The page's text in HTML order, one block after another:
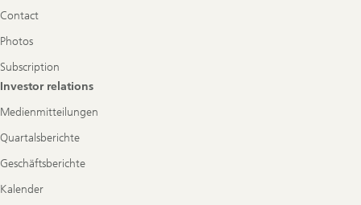
Contact
Photos
Subscription
Investor relations
Medienmitteilungen
Quartalsberichte
Geschäftsberichte
Kalender